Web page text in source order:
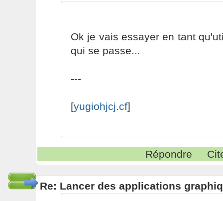
Ok je vais essayer en tant
qui se passe...
---
[yugiohjcj.cf]
Répondre
Re: Lancer des applications